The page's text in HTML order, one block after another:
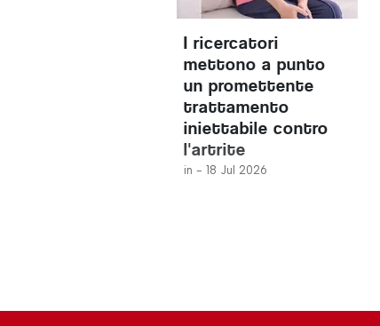
I ricercatori
mettono a punto
un promettente
trattamento
iniettabile contro
l'artrite
in -18 Jul 2026